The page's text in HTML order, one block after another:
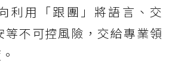
利用「跟團」將語言、交
等不可控風險，交給專業領